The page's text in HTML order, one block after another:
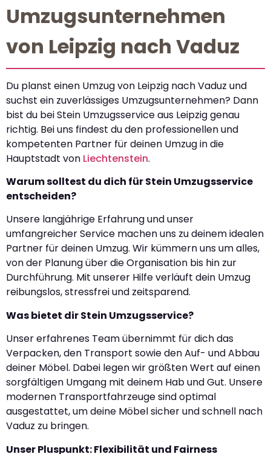
Umzugsunternehmen
von Leipzig nach Vaduz
Du planst einen Umzug von Leipzig nach Vaduz und
suchst ein zuverlässiges Umzugsunternehmen? Dann
bist du bei Stein Umzugsservice aus Leipzig genau
richtig. Bei uns findest du den professionellen und
kompetenten Partner für deinen Umzug in die
Hauptstadt von Liechtenstein.
Warum solltest du dich für Stein Umzugsservice
entscheiden?
Unsere langjährige Erfahrung und unser
umfangreicher Service machen uns zu deinem idealen
Partner für deinen Umzug. Wir kümmern uns um alles,
von der Planung über die Organisation bis hin zur
Durchführung. Mit unserer Hilfe verläuft dein Umzug
reibungslos, stressfrei und zeitsparend.
Was bietet dir Stein Umzugsservice?
Unser erfahrenes Team übernimmt für dich das
Verpacken, den Transport sowie den Auf- und Abbau
deiner Möbel. Dabei legen wir größten Wert auf einen
sorgfältigen Umgang mit deinem Hab und Gut. Unsere
modernen Transportfahrzeuge sind optimal
ausgestattet, um deine Möbel sicher und schnell nach
Vaduz zu bringen.
Unser Pluspunkt: Flexibilität und Fairness